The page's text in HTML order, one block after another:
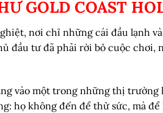
GOLD COAST
nơi chỉ những cái đầu lạnh
đầu tư đã phải rời bỏ cuộc chơi,
vào một trong những thị
họ không đến để thử sức, mà